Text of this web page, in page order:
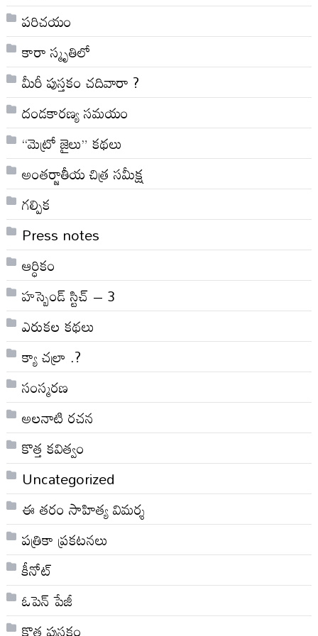
పరిచయం
కారా స్మృతిలో
మీరీ పుస్తకం చదివారా ?
దండకారణ్య సమయం
“మెట్రో జైలు” కథలు
అంతర్జాతీయ చిత్ర సమీక్ష
గల్పిక
Press notes
ఆర్ధికం
హస్బెండ్ స్టిచ్ – 3
ఎరుకల కథలు
క్యా చల్రా .?
సంస్మరణ
అలనాటి రచన
కొత్త కవిత్వం
Uncategorized
ఈ తరం సాహిత్య విమర్శ
పత్రికా ప్రకటనలు
కీనోట్
ఓపెన్ పేజీ